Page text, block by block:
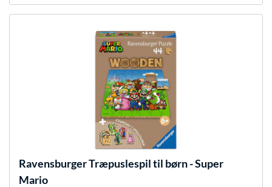
RavensburgerTræpuslespil til børn - Super
Mario